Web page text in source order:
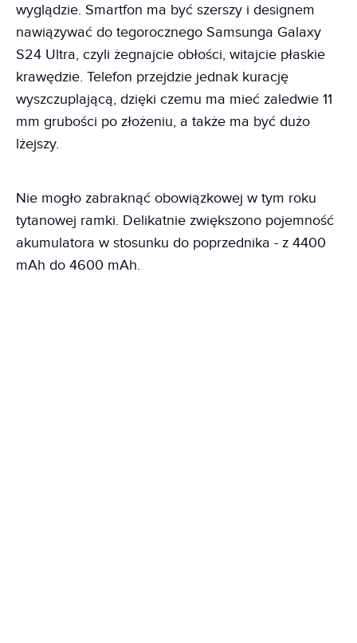
wyglądzie. Smartfon ma być szerszy i designem
nawiązywać do tegorocznego Samsunga Galaxy
S24 Ultra, czyli żegnajcie obłości, witajcie płaskie
krawędzie. Telefon przejdzie jednak kurację
wyszczuplającą, dzięki czemu ma mieć zaledwie 11
mm grubości po złożeniu, a także ma być dużo
lżejszy.
Nie mogło zabraknąć obowiązkowej w tym roku
tytanowej ramki. Delikatnie zwiększono pojemność
akumulatora w stosunku do poprzednika - z 4400
mAh do 4600 mAh.